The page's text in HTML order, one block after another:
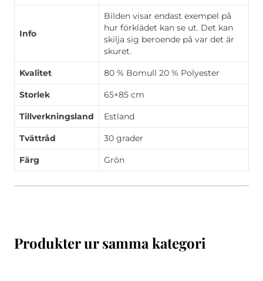
Info
Bilden visar endast exempel på
hur förklädet kan se ut. Det kan
skilja sig beroende på var det är
skuret.
Kvalitet 80 % Bomull 20 % Polyester
Storlek 65×85 cm
Tillverkningsland Estland
Tvättråd 30 grader
Färg Grön
Produkter ur samma kategori